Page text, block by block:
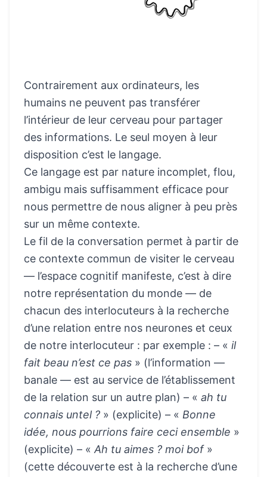
Contrairement aux ordinateurs, les
humains ne peuvent pas transférer
l’intérieur de leur cerveau pour partager
des informations. Le seul moyen à leur
disposition c’est le langage.
Ce langage est par nature incomplet, flou,
ambigu mais suffisamment efficace pour
nous permettre de nous aligner à peu près
sur un même contexte.
Le fil de la conversation permet à partir de
ce contexte commun de visiter le cerveau
— l’espace cognitif manifeste, c’est à dire
notre représentation du monde — de
chacun des interlocuteurs à la recherche
d’une relation entre nos neurones et ceux
de notre interlocuteur : par exemple : – « il
fait beau n’est ce pas » (l’information —
banale — est au service de l’établissement
de la relation sur un autre plan) – « ah tu
connais untel ? » (explicite) – « Bonne
idée, nous pourrions faire ceci ensemble »
(explicite) – « Ah tu aimes ? moi bof»
(cette découverte est à la recherche d’une